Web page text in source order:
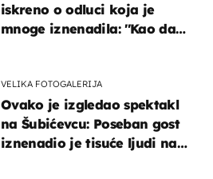
iskreno o odluci koja je
mnoge iznenadila: ''Kao da
VELIKA FOTOGALERIJA
Ovako je izgledao spektakl
na Šubićevcu: Poseban gost
iznenadio je tisuće ljudi na